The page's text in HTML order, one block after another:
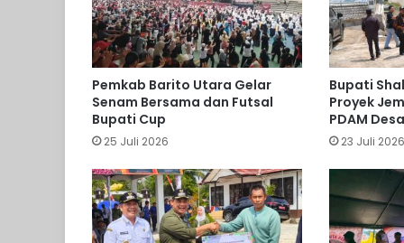
Pemkab Barito Utara Gelar
Senam Bersama dan Futsal
Bupati Cup
25 Juli 2026
Bupati
Proyek
PDAM
23 Juli 2026